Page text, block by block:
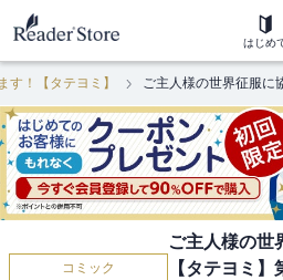
はじめ
す！【タテヨミ】 ご主人様の世界征服に
コミック
ご主人様の世
【タテヨミ】